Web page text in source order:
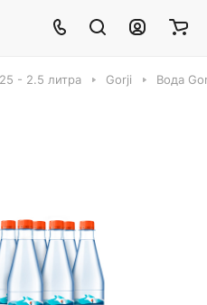
- 2.5 литра Gorji Вода